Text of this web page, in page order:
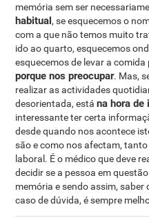
memória sem ser
habitual, se esquecemos o
com a que não temos muito
ido ao quarto, esquecemos
esquecemos de levar a
porque nos preocupar. Mas,
realizar as actividades
desorientada, estána hora de
interessante ter certa
desde quando nos acontece
são e como nos afectam,
laboral. É o médico que deve
decidir se a pessoa em
memória e sendo assim,
caso de dúvida, é sempre